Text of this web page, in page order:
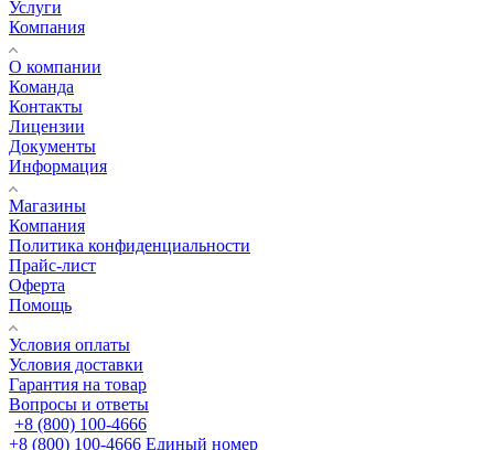
Услуги
Компания
О компании
Команда
Контакты
Лицензии
Документы
Информация
Магазины
Компания
Политика конфиденциальности
Прайс-лист
Оферта
Помощь
Условия оплаты
Условия доставки
Гарантия на товар
Вопросы и ответы
+8 (800) 100-4666
+8 (800) 100-4666 Единый номер